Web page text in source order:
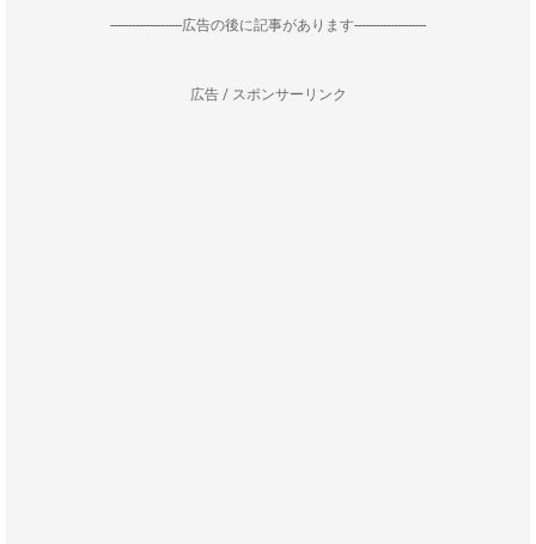
--------------------広告の後に記事があります--------------------
広告 / スポンサーリンク